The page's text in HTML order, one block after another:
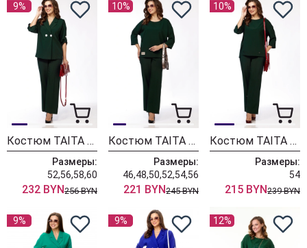
9%
Костюм TAITA PLUS 2329/8 т. бутылка
Размеры:
52,56,58,60
232 BYN256 BYN
10%
Костюм TAITA PLUS 2423/1
Размеры:
46,48,50,52,54,56
221 BYN245 BYN
10%
Костюм TAITA PLUS 2405 бутылка
Размеры:
54
215 BYN239 BYN
9% 9% 12%